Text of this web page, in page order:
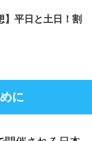
】平日と土日！割
に